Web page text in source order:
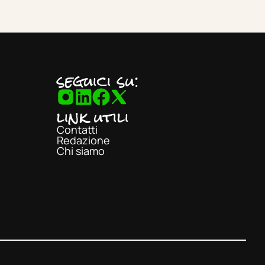
seguici su:
link utili
Contatti
Redazione
Chi siamo